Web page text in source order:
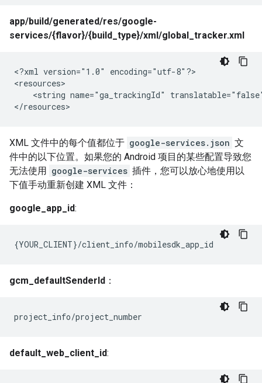
app/build/generated/res/google-
services/{flavor}/{build_type}/xml/global_tracker.xml
<?xml version="1.0" encoding="utf-8"?>
<resources>
<string name="ga_trackingId"
</resources>
XML 文件中的每个值都位于 google-services.json 文
件中的以下位置。如果您的 Android 项目的某些配置导致您
无法使用 google-services 插件，您可以放心地使用以
下值手动重新创建 XML 文件：
google_app_id:
{YOUR_CLIENT}/client_info/mobilesdk_app_id
gcm_defaultSenderId ：
project_info/project_number
default_web_client_id: